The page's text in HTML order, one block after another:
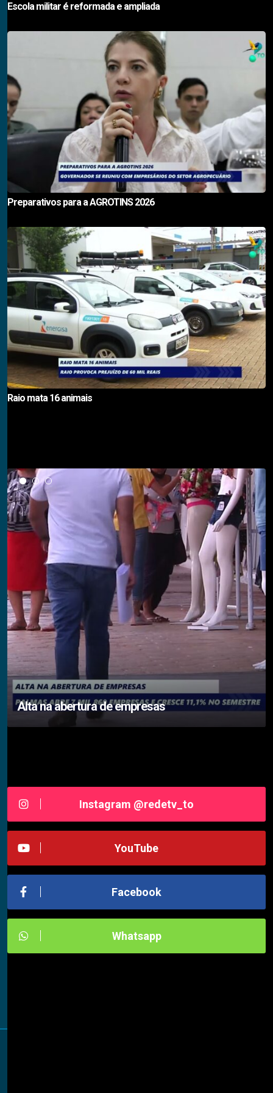
Escola militar é reformada e ampliada
Preparativos para a AGROTINS 2026
Raio mata 16 animais
Alta na abertura de empresas
Instagram @redetv_to
YouTube
Facebook
Whatsapp